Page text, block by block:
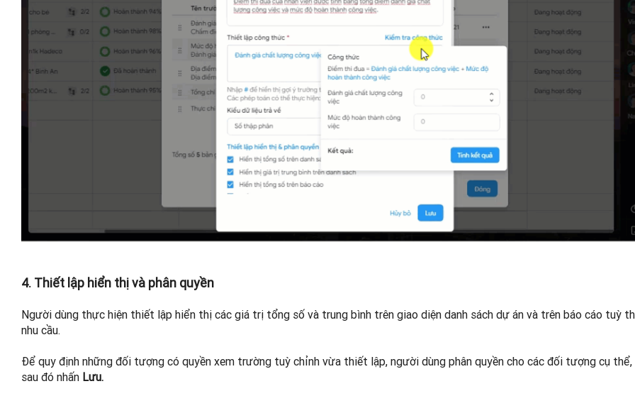
4. Thiết lập hiển thị và phân quyền
Người dùng thực hiện thiết lập hiển thị các giá trị tổng số và trung bình trên giao diện danh sách dự án và trên báo cáo tuỳ
nhu cầu.
Để quy định những đối tượng có quyền xem trường tuỳ chỉnh vừa thiết lập, người dùng phân quyền cho các đối tượng cụ thể,
sau đó nhấn Lưu.